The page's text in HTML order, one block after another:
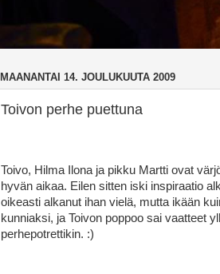
MAANANTAI 14. JOULUKUUTA 2009
Toivon perhe puettuna
Toivo, Hilma Ilona ja pikku Martti ovat
hyvän aikaa. Eilen sitten iski inspiraatio
oikeasti alkanut ihan vielä, mutta ikään
kunniaksi, ja Toivon poppoo sai vaatteet
perhepotrettikin. :)